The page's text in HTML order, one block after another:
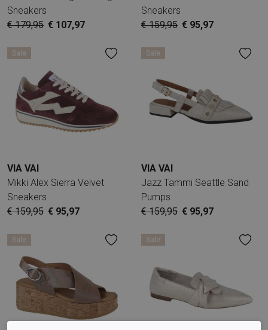
Sneakers
€ 179,95 € 107,97
Sneakers
€ 159,95 € 95,97
Sale
VIA VAI
Mikki Alex Sierra Velvet
Sneakers
€ 159,95 € 95,97
Sale
VIA VAI
Jazz Tammi Seattle Sand
Pumps
€ 159,95 € 95,97
Sale Sale